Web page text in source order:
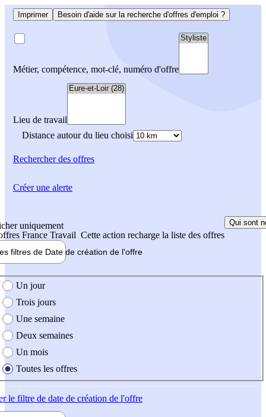
Imprimer Besoin d'aide sur la recherche d'offres d'emploi ?
Métier, compétence, mot-clé, numéro d'offre
Lieu de travail
Distance autour du lieu choisi
Rechercherdes offres
uniquement
France Travail Cette action recharge la liste des offres
Qui sont
filtres de Date de création de l'offre
création de l'offre
Un jour
Trois jours
Une semaine
Deux semaines
Un mois
Toutes les offres
le filtre de date de création de l'offre
Créer une alerte